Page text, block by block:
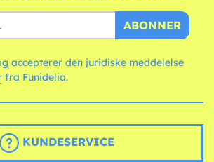
ABONNER
accepterer den juridiske meddelelse
fra Funidelia.
KUNDESERVICE